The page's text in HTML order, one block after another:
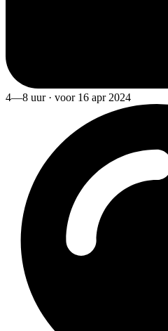
4—8 uur · voor 16 apr 2024